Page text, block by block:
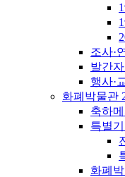
조사·
발간
행사·
화폐박물관
축하메
특별
화폐